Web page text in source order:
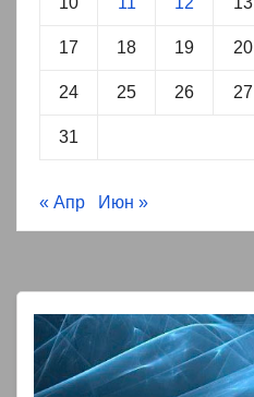
17 18 19 20
24 25 26 27
31
« Апр Июн »